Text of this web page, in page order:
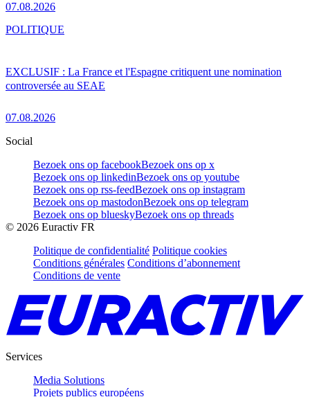
07.08.2026
EXCLUSIF : La France et l'Espagne critiquent une nomination
controversée au SEAE
07.08.2026
POLITIQUE
Social
Bezoek ons op facebookBezoek ons op x
Bezoek ons op linkedinBezoek ons op youtube
Bezoek ons op rss-feedBezoek ons op instagram
Bezoek ons op mastodonBezoek ons op telegram
Bezoek ons op blueskyBezoek ons op threads
© 2026 Euractiv FR
Politique de confidentialité Politique cookies
Conditions générales Conditions d’abonnement
Conditions de vente
Services
Media Solutions
Projets publics européens